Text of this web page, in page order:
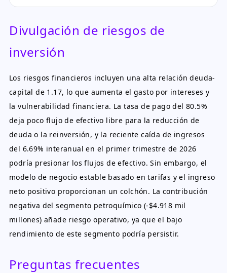
Divulgación de riesgos de
inversión
Los riesgos financieros incluyen una alta relación deuda-
capital de 1.17, lo que aumenta el gasto por intereses y
la vulnerabilidad financiera. La tasa de pago del 80.5%
deja poco flujo de efectivo libre para la reducción de
deuda o la reinversión, y la reciente caída de ingresos
del 6.69% interanual en el primer trimestre de 2026
podría presionar los flujos de efectivo. Sin embargo, el
modelo de negocio estable basado en tarifas y el ingreso
neto positivo proporcionan un colchón. La contribución
negativa del segmento petroquímico (-$4.918 mil
millones) añade riesgo operativo, ya que el bajo
rendimiento de este segmento podría persistir.
Preguntas frecuentes